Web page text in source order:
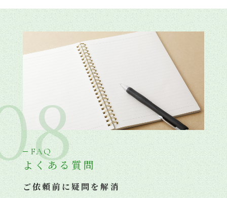
FAQ
よくある質問
ご依頼前に疑問を解消